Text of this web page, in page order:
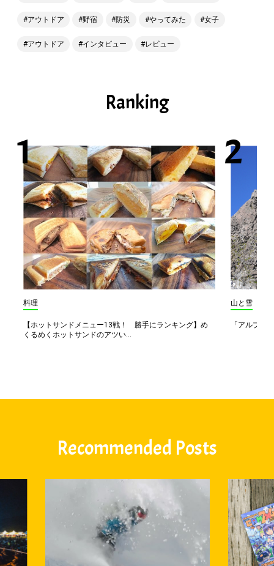
アウトドア 野宿 防災 やってみた 女子
アウトドア インタビュー レビュー
Ranking
料理
【ホットサンドメニュー13戦！ 勝手にランキング】め
くるめくホットサンドのアツい...
山と雪
「アルプス
Recommended Posts